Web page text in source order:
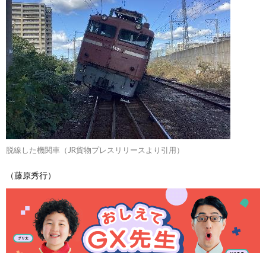
脱線した機関車（JR貨物プレスリリースより引用）
（藤原秀行）